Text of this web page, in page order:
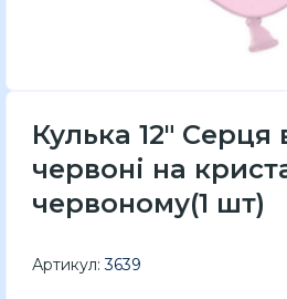
Кулька 12" Серця
червоні на
червоному(1 шт)
Артикул: 3639